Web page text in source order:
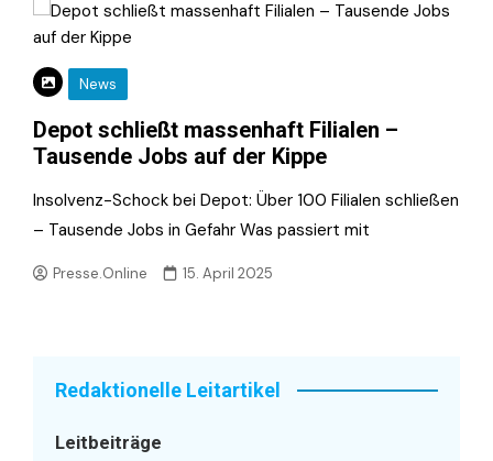
News
Depot schließt massenhaft Filialen –
Tausende Jobs auf der Kippe
Insolvenz-Schock bei Depot: Über 100 Filialen schließen
– Tausende Jobs in Gefahr Was passiert mit
Presse.Online 15. April 2025
Redaktionelle Leitartikel
Leitbeiträge